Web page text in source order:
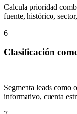
Calcula prioridad
fuente, histórico,
6
Clasificación
Segmenta leads como
informativo, cuenta